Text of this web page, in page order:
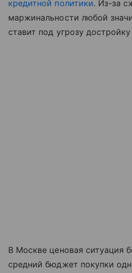
кредитной политики. Из-за
маржинальности любой
ставит под угрозу
В Москве ценовая ситуация
средний бюджет покупки